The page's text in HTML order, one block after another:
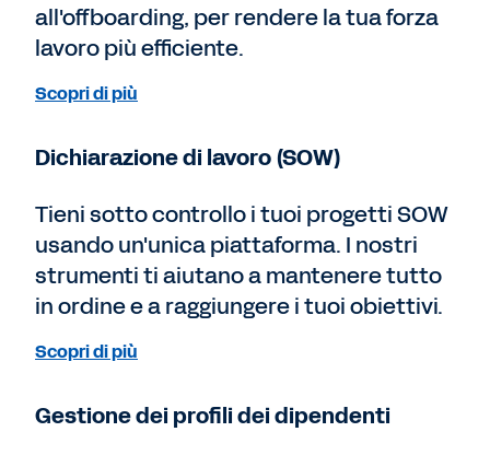
all'offboarding, per rendere la tua forza
lavoro più efficiente.
Scopri di più
Dichiarazione di lavoro (SOW)
Tieni sotto controllo i tuoi progetti SOW
usando un'unica piattaforma. I nostri
strumenti ti aiutano a mantenere tutto
in ordine e a raggiungere i tuoi obiettivi.
Scopri di più
Gestione dei profili dei dipendenti